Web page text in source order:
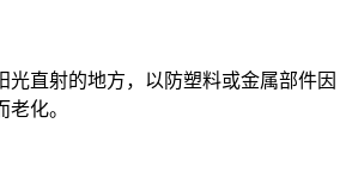
光直射的地方，以防塑料或金属部件因
化。